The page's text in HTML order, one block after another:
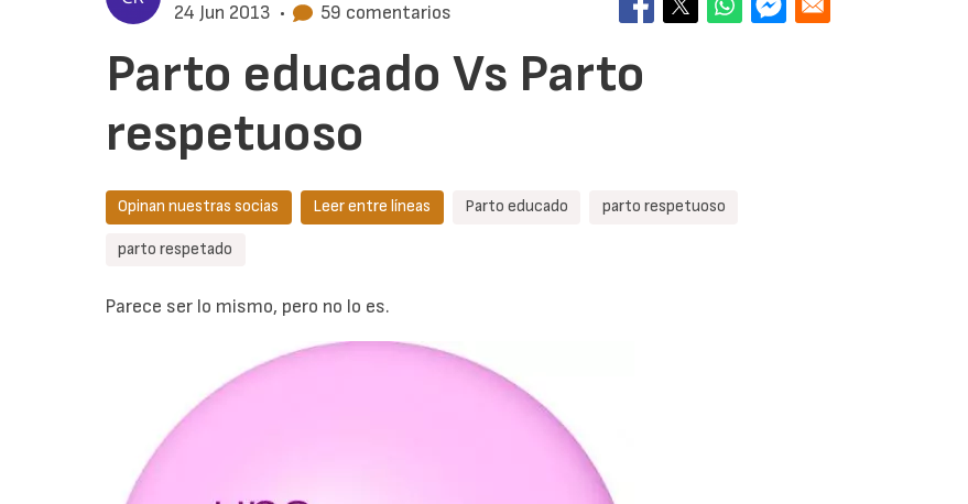
24 Jun 2013 • 59 comentarios
Parto educado Vs Parto
respetuoso
Opinan nuestras socias Leer entre líneas Parto educado parto respetuoso
parto respetado
Parece ser lo mismo, pero no lo es.